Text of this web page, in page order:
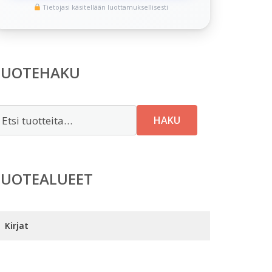
Tietojasi käsitellään luottamuksellisesti
HAKU
Kirjat